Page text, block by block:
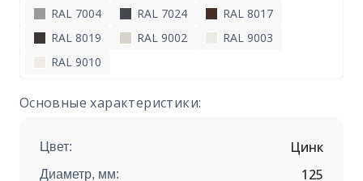
RAL 7004
RAL 7024
RAL 8017
RAL 8019
RAL 9002
RAL 9003
RAL 9010
Основные характеристики:
Цвет: Цинк
Диаметр, мм: 125